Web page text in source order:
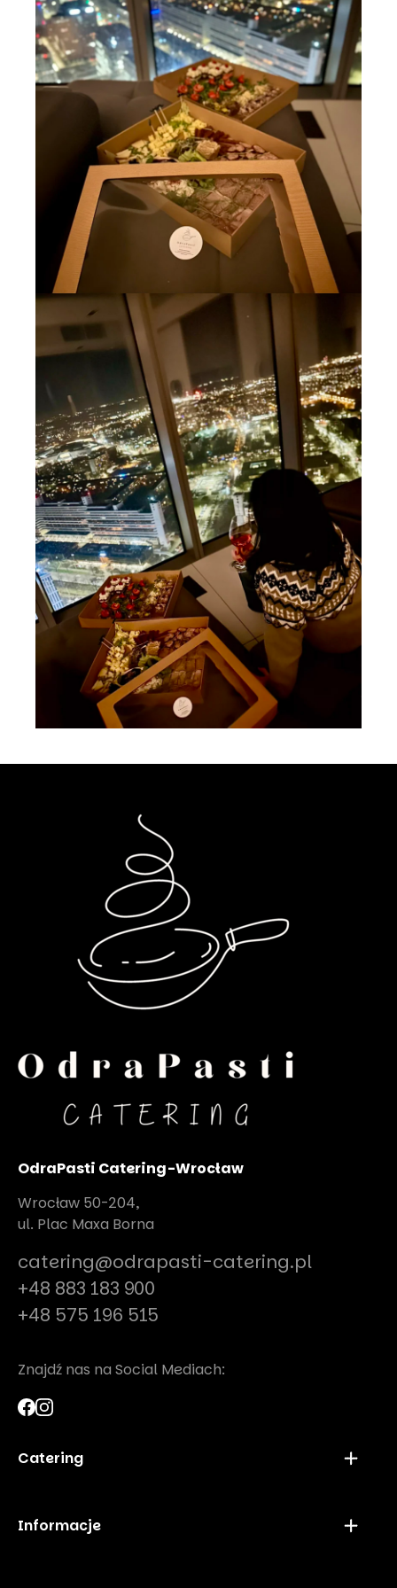
Wrocław
Wrocław
Shower Wrocław
Wrocław
Wrocław
Wrocław
Wrocław
Wrocław
OdraPasti Catering-Wrocław
Wrocław 50-204,
ul. Plac Maxa Borna
catering@odrapasti-catering.pl
+48 883 183 900
+48 575 196 515
Znajdź nas na Social Mediach:
Catering
Catering Super Boxy Wrocław
Catering Andrzejkowy Wrocław
Informacje